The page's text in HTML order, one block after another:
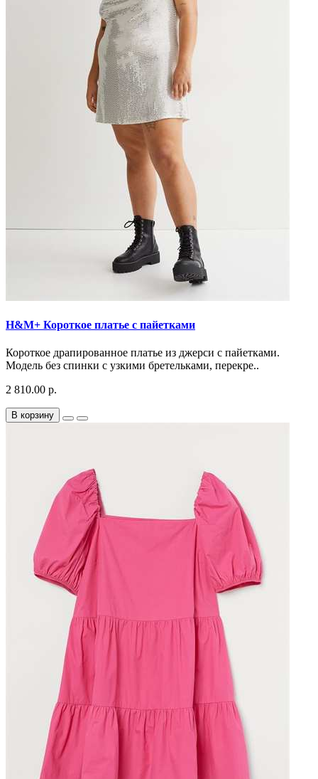
H&M+ Короткое платье с пайетками
Короткое драпированное платье из джерси с пайетками.
Модель без спинки с узкими бретельками, перекре..
2 810.00 р.
В корзину